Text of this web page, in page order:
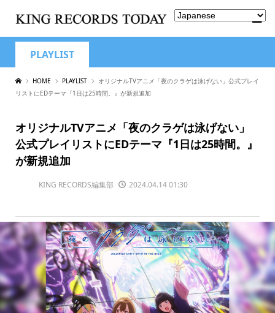
PLAYLIST
HOME PLAYLIST
オリジナルTVアニメ「夜のクラゲは泳げない」公式プレイ
リストにEDテーマ『1日は25時間。』が新規追加
オリジナルTVアニメ「夜のクラゲは泳げない」
公式プレイリストにEDテーマ『1日は25時間。』
が新規追加
KING RECORDS編集部 2024.04.14 01:30